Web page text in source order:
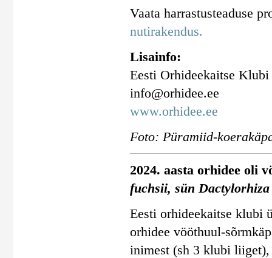
Vaata harrastusteaduse
nutirakendus.
Lisainfo:
Eesti Orhideekaitse Klubi
info@orhidee.ee
www.orhidee.ee
Foto: Püramiid-
2024. aasta orhidee oli
fuchsii, sün
Eesti orhideekaitse klubi
orhidee vööthuul-
inimest (sh 3 klubi liiget),